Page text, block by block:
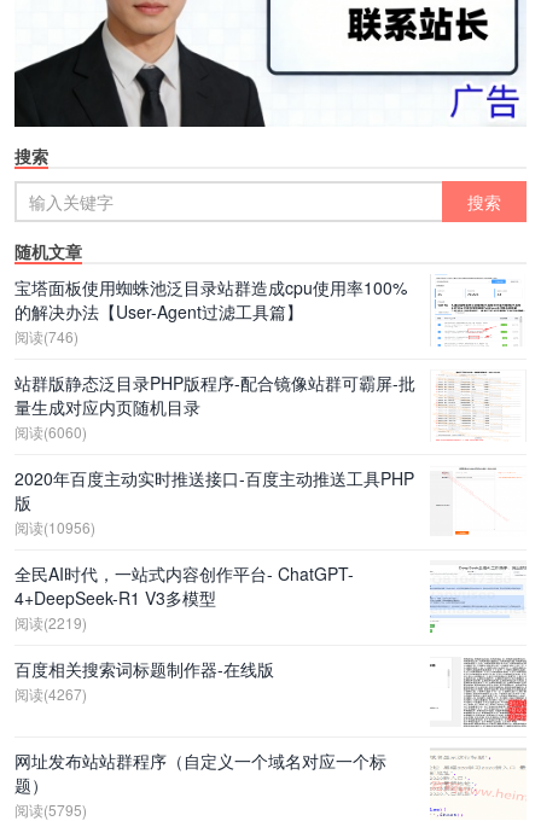
搜索
随机文章
宝塔面板使用蜘蛛池泛目录站群造成cpu使用率100%
的解决办法【User-Agent过滤工具篇】
阅读(746)
站群版静态泛目录PHP版程序-配合镜像站群可霸屏-批
量生成对应内页随机目录
阅读(6060)
2020年百度主动实时推送接口-百度主动推送工具PHP
版
阅读(10956)
全民AI时代，一站式内容创作平台- ChatGPT-
4+DeepSeek-R1 V3多模型
阅读(2219)
百度相关搜索词标题制作器-在线版
阅读(4267)
网址发布站站群程序（自定义一个域名对应一个标
题）
阅读(5795)